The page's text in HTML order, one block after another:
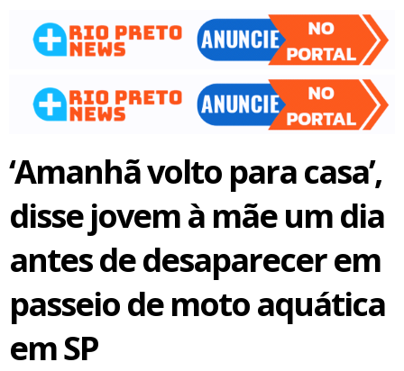
‘Amanhã volto para casa’,
disse jovem à mãe um dia
antes de desaparecer em
passeio de moto aquática
em SP